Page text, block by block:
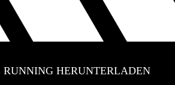
HERUNTERLADEN